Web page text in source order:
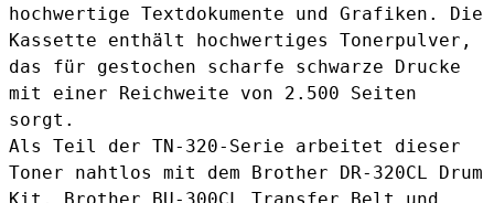
hochwertige Textdokumente und Grafiken. Die
Kassette enthält hochwertiges Tonerpulver,
das für gestochen scharfe schwarze Drucke
mit einer Reichweite von 2.500 Seiten
sorgt.
Als Teil der TN-320-Serie arbeitet dieser
Toner nahtlos mit dem
Brother DR-320CL Drum